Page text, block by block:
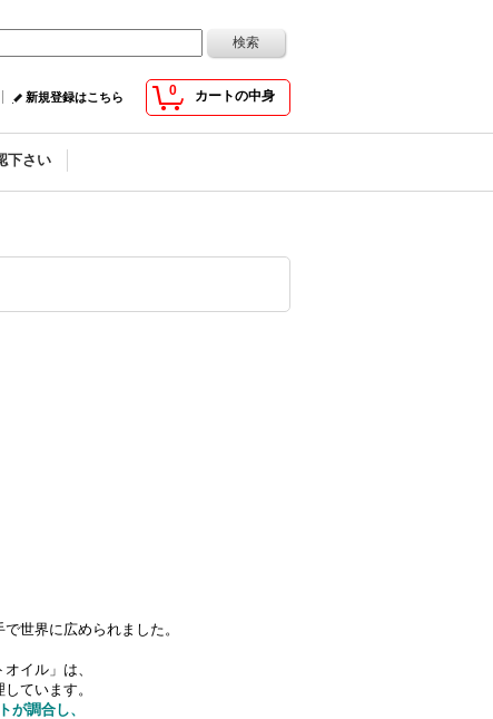
0 カートの中身
新規登録はこちら
下さい
世界に広められました。
イル」は、
ています。
が調合し、